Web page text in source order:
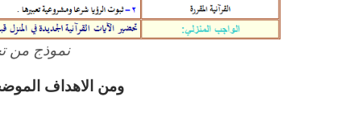
نموذج من
ومن الاهداف